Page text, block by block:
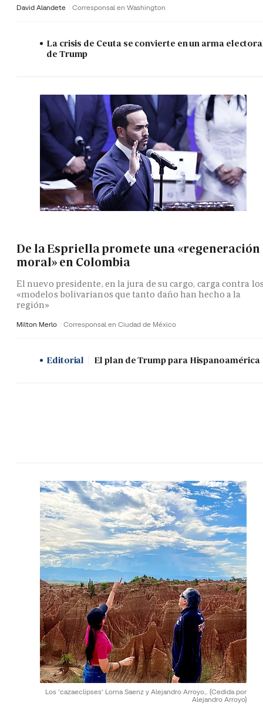
David Alandete Corresponsal en Washington
La crisis de Ceuta se convierte en un arma
de Trump
De la Espriella promete una «regeneración
moral» en Colombia
El nuevo presidente, en la jura de su cargo, carga contra
«modelos bolivarianos que tanto daño han hecho a la
región»
Milton Merlo Corresponsal en Ciudad de México
Editorial El plan de Trump para Hispanoamérica
Los 'cazaeclipses' Lorna Saenz y Alejandro Arroyo,. (Cedida por
Alejandro Arroyo)